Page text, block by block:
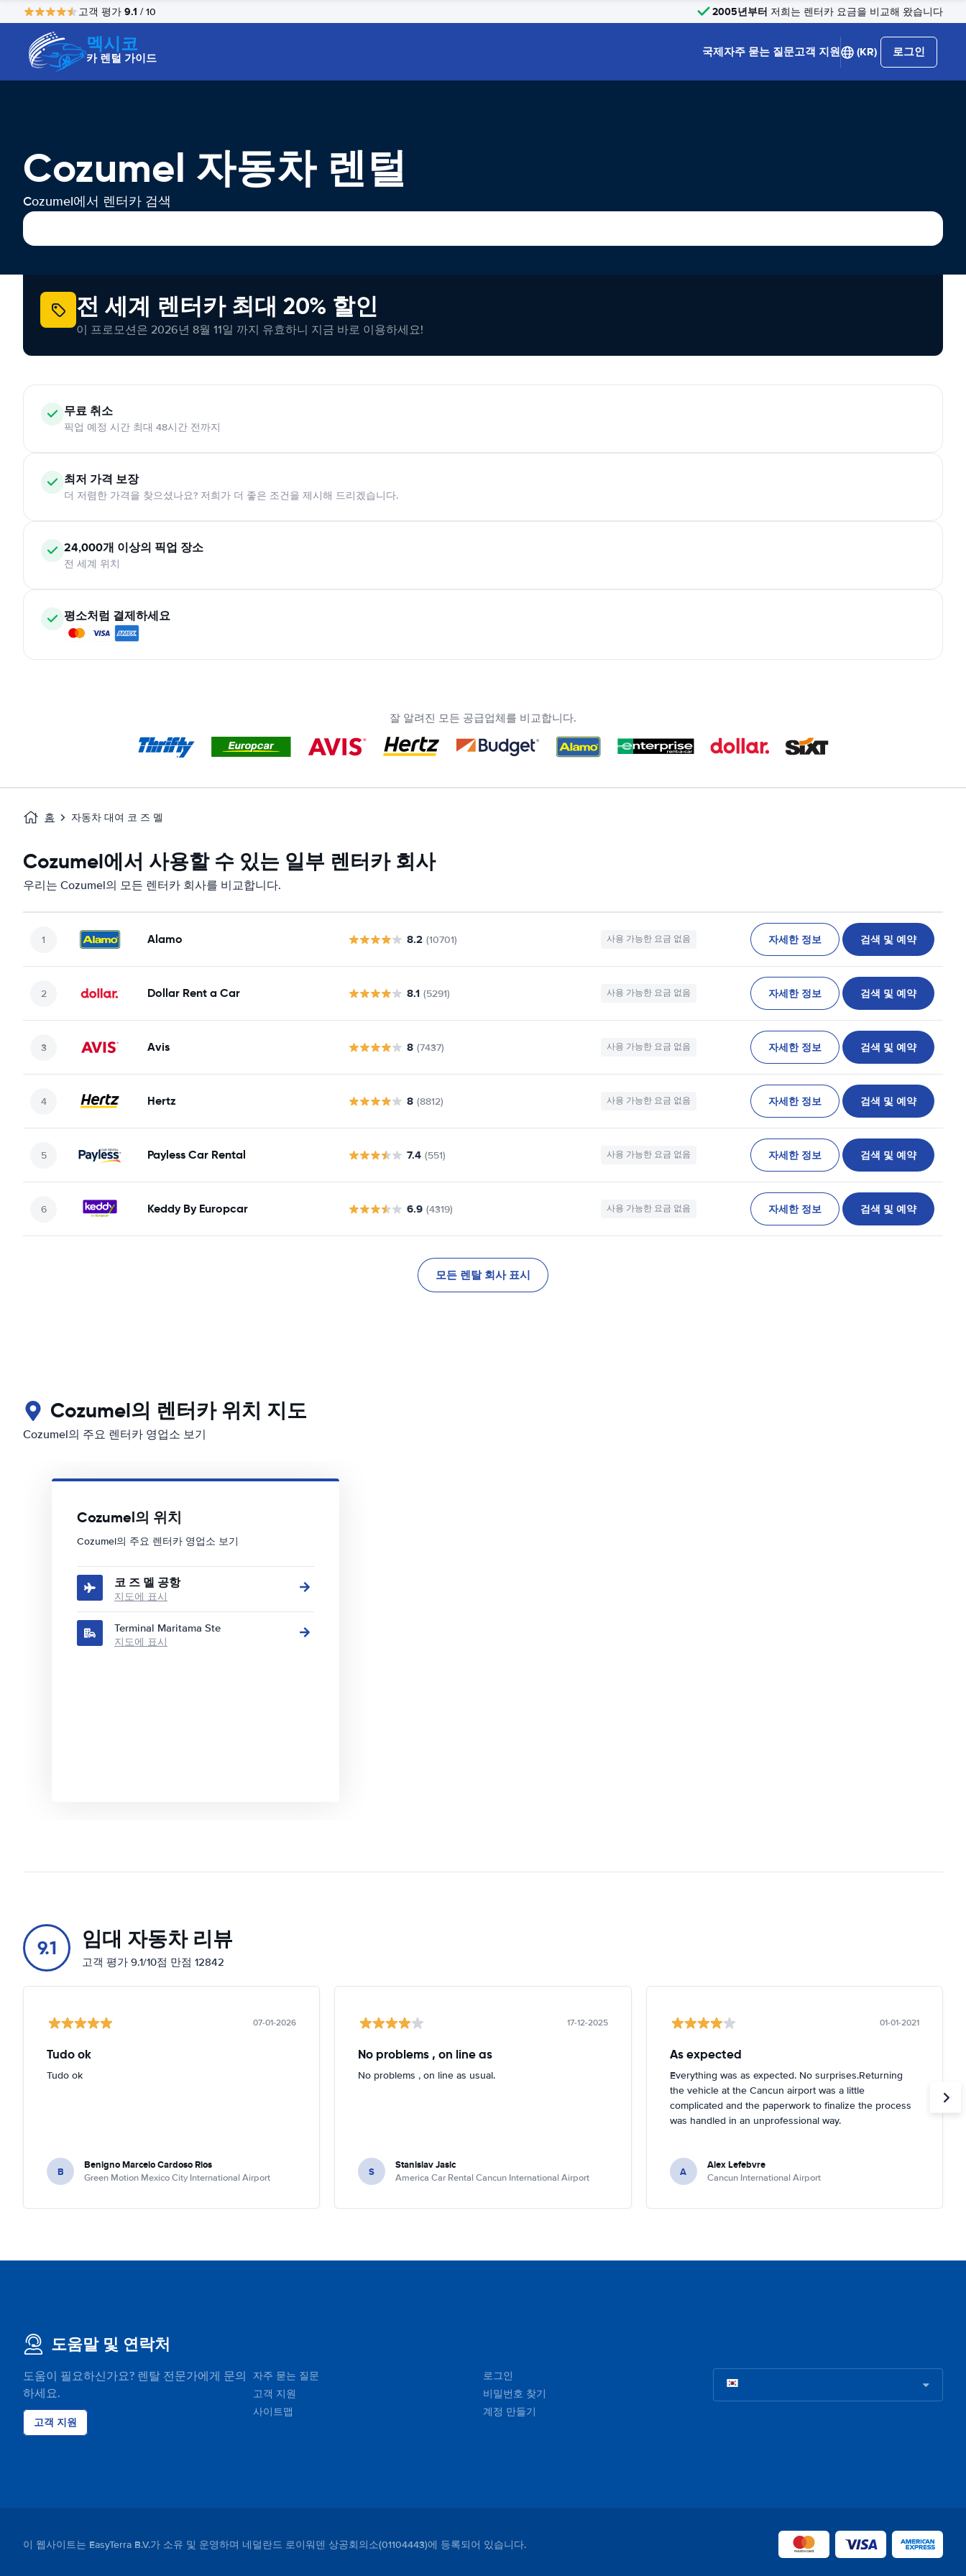
고객 평가 9.1 / 10 2005년부터 저희는 렌터카 요금을 비교해 왔습니다
멕시코
카 렌털 가이드 국제자주 묻는 질문고객 지원 (KR) 로그인
Cozumel 자동차 렌털
Cozumel에서 렌터카 검색
전 세계 렌터카 최대 20% 할인
이 프로모션은 2026년 8월 11일 까지 유효하니 지금 바로 이용하세요!
무료 취소
픽업 예정 시간 최대 48시간 전까지
최저 가격 보장
더 저렴한 가격을 찾으셨나요? 저희가 더 좋은 조건을 제시해 드리겠습니다.
24,000개 이상의 픽업 장소
전 세계 위치
평소처럼 결제하세요
잘 알려진 모든 공급업체를 비교합니다.
홈 자동차 대여 코 즈 멜
Cozumel에서 사용할 수 있는 일부 렌터카 회사
우리는 Cozumel의 모든 렌터카 회사를 비교합니다.
Alamo 8.2 (10701) 사용 가능한 요금 없음 자세한 정보 검색 및 예약
Dollar Rent a Car 8.1 (5291) 사용 가능한 요금 없음 자세한 정보 검색 및 예약
Avis 8 (7437) 사용 가능한 요금 없음 자세한 정보 검색 및 예약
Hertz 8 (8812) 사용 가능한 요금 없음 자세한 정보 검색 및 예약
Payless Car Rental 7.4 (551) 사용 가능한 요금 없음 자세한 정보 검색 및 예약
Keddy By Europcar 6.9 (4319) 사용 가능한 요금 없음 자세한 정보 검색 및 예약
모든 렌탈 회사 표시
Cozumel의 렌터카 위치 지도
Cozumel의 주요 렌터카 영업소 보기
Cozumel의 위치
Cozumel의 주요 렌터카 영업소 보기
코 즈 멜 공항
지도에 표시
Terminal Maritama Ste
지도에 표시
9.1 임대 자동차 리뷰
고객 평가 9.1/10점 만점 12842
07-01-2026
Tudo ok
Tudo ok
B Benigno Marcelo Cardoso Rios
Green Motion Mexico City International Airport
17-12-2025
No problems , on line as
No problems , on line as usual.
S Stanislav Jasic
America Car Rental Cancun International Airport
01-01-2021
As expected
Everything was as expected. No surprises.Returning
the vehicle at the Cancun airport was a little
complicated and the paperwork to finalize the process
was handled in an unprofessional way.
A Alex Lefebvre
Cancun International Airport
도움말 및 연락처
도움이 필요하신가요? 렌탈 전문가에게 문의
하세요.
고객 지원
자주 묻는 질문
고객 지원
사이트맵
로그인
비밀번호 찾기
계정 만들기
이 웹사이트는 EasyTerra B.V.가 소유 및 운영하며 네덜란드 로이워덴 상공회의소(01104443)에 등록되어 있습니다.